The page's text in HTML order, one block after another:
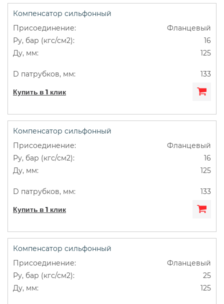
Компенсатор сильфонный
Фланцевый
16
125
133
Купить в 1 клик
Компенсатор сильфонный
Фланцевый
16
125
133
Купить в 1 клик
Компенсатор сильфонный
Фланцевый
25
125